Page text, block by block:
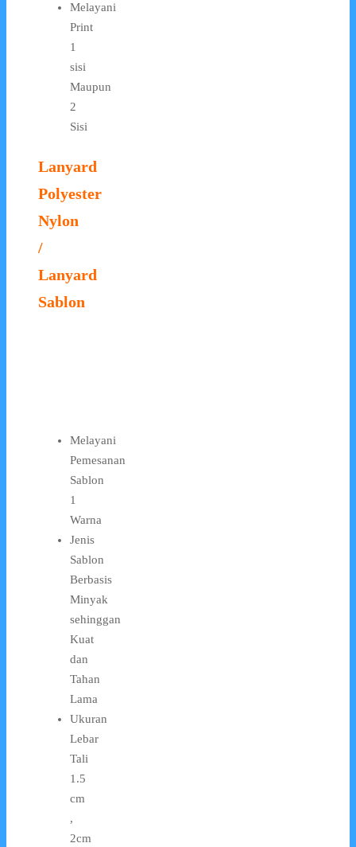
Melayani
Print
1
sisi
Maupun
2
Sisi
Lanyard
Polyester
Nylon
/
Lanyard
Sablon
Melayani
Pemesanan
Sablon
1
Warna
Jenis
Sablon
Berbasis
Minyak
sehinggan
Kuat
dan
Tahan
Lama
Ukuran
Lebar
Tali
1.5
cm
,
2cm